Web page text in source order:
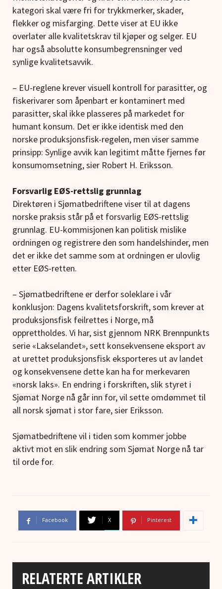
kategori skal være fri for trykkmerker, skader,
flekker og misfarging. Dette viser at EU ikke
overlater alle kvalitetskrav til kjøper og selger. EU
har også absolutte konsumbegrensninger ved
synlige kvalitetsavvik.
– EU-reglene krever visuell kontroll for parasitter, og
fiskerivarer som åpenbart er kontaminert med
parasitter, skal ikke plasseres på markedet for
humant konsum. Det er ikke identisk med den
norske produksjonsfisk-regelen, men viser samme
prinsipp: Synlige avvik kan legitimt måtte fjernes før
konsumomsetning, sier Robert H. Eriksson.
Forsvarlig EØS-rettslig grunnlag
Direktøren i Sjømatbedriftene viser til at dagens
norske praksis står på et forsvarlig EØS-rettslig
grunnlag. EU-kommisjonen kan politisk mislike
ordningen og registrere den som handelshinder, men
det er ikke det samme som at ordningen er ulovlig
etter EØS-retten.
– Sjømatbedriftene er derfor soleklare i vår
konklusjon: Dagens kvalitetsforskrift, som krever at
produksjonsfisk feilrettes i Norge, må
opprettholdes. Vi har, sist gjennom NRK Brennpunkts
serie «Lakselandet», sett konsekvensene eksport av
at urettet produksjonsfisk eksporteres ut av landet
og konsekvensene dette kan ha for merkevaren
«norsk laks». En endring i forskriften, slik styret i
Sjømat Norge nå går inn for, vil sette omdømmet til
all norsk sjømat i stor fare, sier Eriksson.
Sjømatbedriftene vil i tiden som kommer jobbe
aktivt mot en slik endring som Sjømat Norge nå tar
til orde for.
Facebook X Pinterest
RELATERTE ARTIKLER